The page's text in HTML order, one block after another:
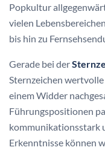
Popkultur
vielen
bis hin zu
Gerade bei der
Sternzeichen
einem Widder
Führungspositionen
kommunikationsstark
Erkenntnisse können